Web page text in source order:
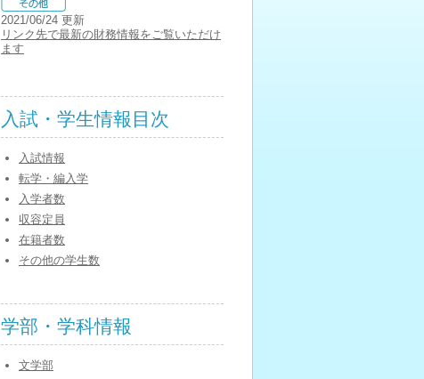
2021/06/24 更新
リンク先で最新の財務情報をご覧いただけ
ます
入試・学生情報目次
入試情報
転学・編入学
入学者数
収容定員
在籍者数
その他の学生数
学部・学科情報
文学部